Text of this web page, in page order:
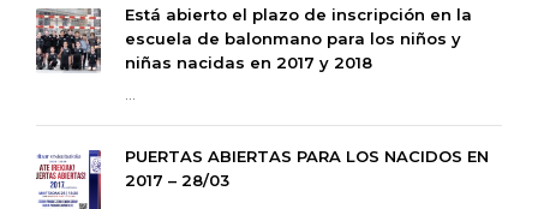
Está abierto el plazo de inscripción en la
escuela de balonmano para los niños y
niñas nacidas en 2017 y 2018
PUERTAS ABIERTAS PARA LOS NACIDOS EN
2017 – 28/03